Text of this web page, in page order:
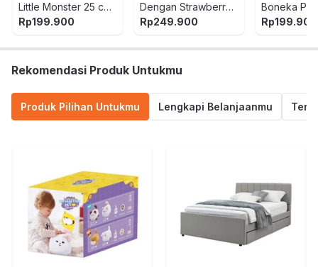
Little Monster 25 cm
- Pink
Rp199.900
Dengan Strawberry
Dress 25 cm -
Rp249.900
Boneka
- Pink
Rp199.900
Rekomendasi Produk Untukmu
Produk Pilihan Untukmu Lengkapi Belanjaanmu